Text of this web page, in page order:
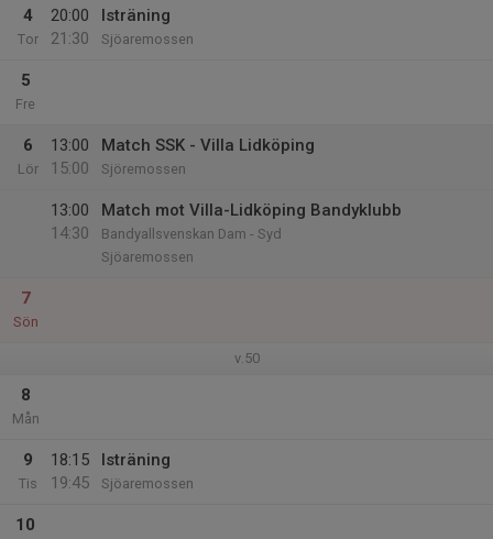
4
Tor
20:00
21:30
Isträning
Sjöaremossen
5
Fre
6
Lör
13:00
15:00
Match SSK - Villa Lidköping
Sjöremossen
13:00
14:30
Match mot Villa-Lidköping Bandyklubb
Bandyallsvenskan Dam - Syd
Sjöaremossen
7
Sön
v.50
8
Mån
9
Tis
18:15
19:45
Isträning
Sjöaremossen
10